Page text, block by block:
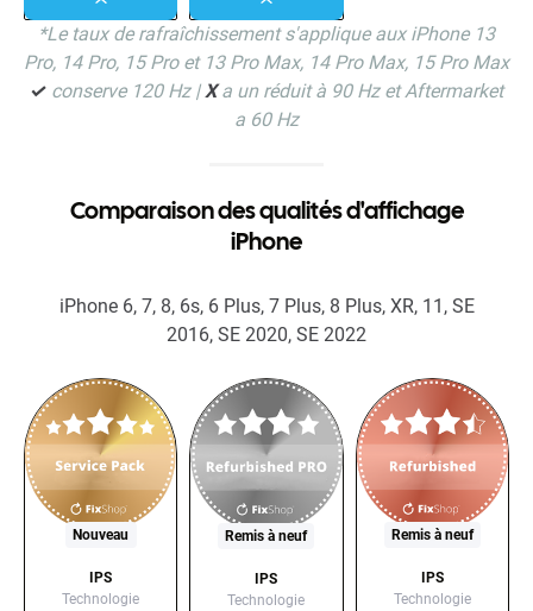
Dropdown
button
Dropdown
button
*Le taux de rafraîchissement s'applique aux iPhone 13
Pro, 14 Pro, 15 Pro et 13 Pro Max, 14 Pro Max, 15 Pro Max
✓ conserve 120 Hz | X a un réduit à 90 Hz et Aftermarket
a 60 Hz
Comparaison des qualités d'affichage
iPhone
iPhone 6, 7, 8, 6s, 6 Plus, 7 Plus, 8 Plus, XR, 11, SE
2016, SE 2020, SE 2022
Nouveau
IPS
Technologie
Remis à neuf
IPS
Technologie
Remis à neuf
IPS
Technologie